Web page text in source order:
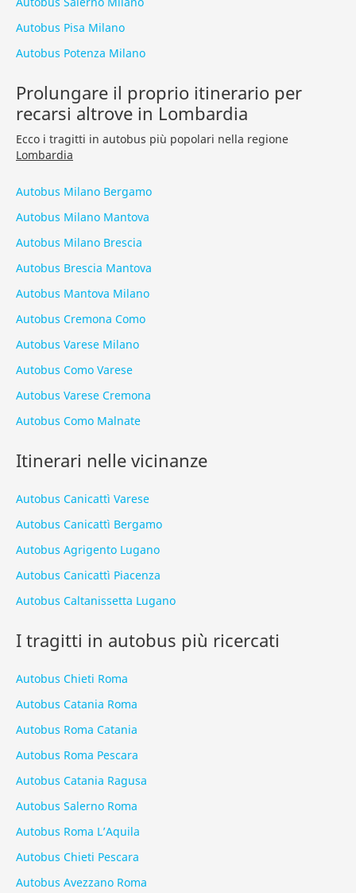
Autobus Pisa Milano
Autobus Potenza Milano
Prolungare il proprio itinerario per
recarsi altrove in Lombardia
Ecco i tragitti in autobus più popolari nella regione
Lombardia
Autobus Milano Bergamo
Autobus Milano Mantova
Autobus Milano Brescia
Autobus Brescia Mantova
Autobus Mantova Milano
Autobus Cremona Como
Autobus Varese Milano
Autobus Como Varese
Autobus Varese Cremona
Autobus Como Malnate
Itinerari nelle vicinanze
Autobus Canicattì Varese
Autobus Canicattì Bergamo
Autobus Agrigento Lugano
Autobus Canicattì Piacenza
Autobus Caltanissetta Lugano
I tragitti in autobus più ricercati
Autobus Chieti Roma
Autobus Catania Roma
Autobus Roma Catania
Autobus Roma Pescara
Autobus Catania Ragusa
Autobus Salerno Roma
Autobus Roma L’Aquila
Autobus Chieti Pescara
Autobus Avezzano Roma